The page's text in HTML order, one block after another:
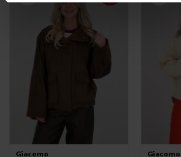
Giacomo Giacomo